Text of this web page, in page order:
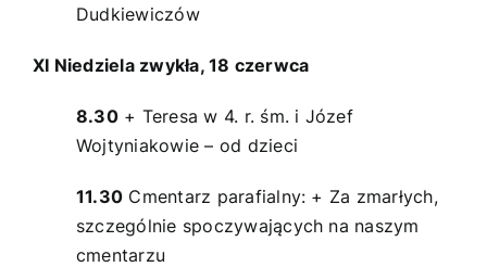
Dudkiewiczów
XI Niedziela zwykła, 18 czerwca
8.30+ Teresa w 4. r. śm. i Józef
Wojtyniakowie – od dzieci
11.30 Cmentarz parafialny: + Za zmarłych,
szczególnie spoczywających na naszym
cmentarzu